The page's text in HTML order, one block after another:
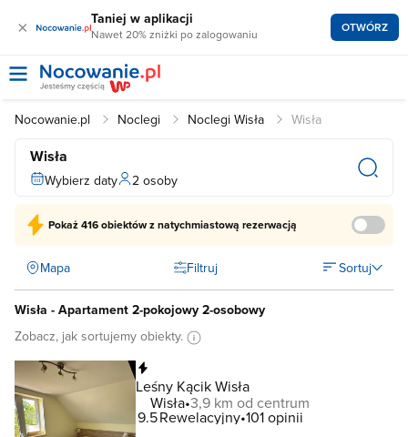
× Taniej w aplikacji
Nawet 20% zniżki po zalogowaniu OTWÓRZ
Nocowanie.pl Noclegi Noclegi Wisła Wisła
Wisła
Wybierz daty 2 osoby
Pokaż416 obiektówz natychmiastową rezerwacją
Mapa Filtruj Sortuj
Wisła - Apartament 2-pokojowy 2-osobowy
Zobacz, jak sortujemy obiekty.
Leśny Kącik Wisła
Wisła 3,9 km od centrum
9.5Rewelacyjny 101 opinii